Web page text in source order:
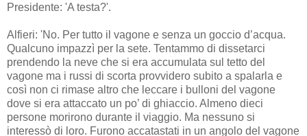
Presidente: 'A testa?'.
Alfieri: 'No. Per tutto il vagone e senza un goccio d’acqua.
Qualcuno impazzì per la sete. Tentammo di dissetarci
prendendo la neve che si era accumulata sul tetto del
vagone ma i russi di scorta provvidero subito a spalarla e
così non ci rimase altro che leccare i bulloni del vagone
dove si era attaccato un po’ di ghiaccio. Almeno dieci
persone morirono durante il viaggio. Ma nessuno si
interessò di loro. Furono accatastati in un angolo del vagone